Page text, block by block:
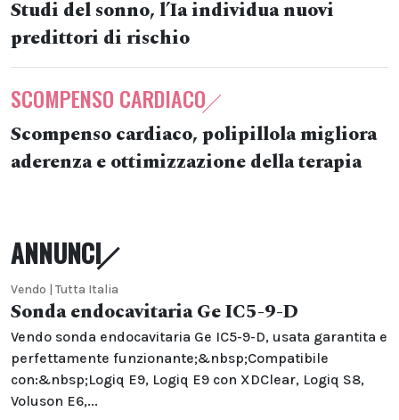
Studi del sonno, l’Ia individua nuovi
predittori di rischio
SCOMPENSO CARDIACO
Scompenso cardiaco, polipillola migliora
aderenza e ottimizzazione della terapia
ANNUNCI
Vendo | Tutta Italia
Sonda endocavitaria Ge IC5-9-D
Vendo sonda endocavitaria Ge IC5-9-D, usata garantita e
perfettamente funzionante;&nbsp;Compatibile
con:&nbsp;Logiq E9, Logiq E9 con XDClear, Logiq S8,
Voluson E6,...